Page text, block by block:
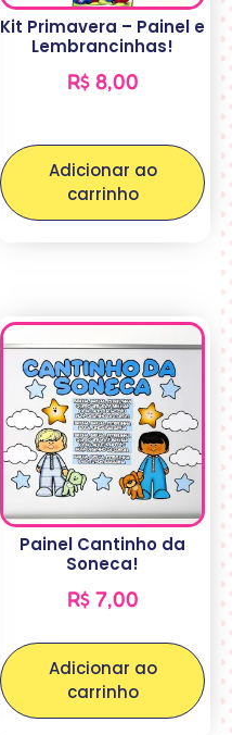
Kit Primavera – Painel e
Lembrancinhas!
R$8,00
Adicionar ao
carrinho
Painel Cantinho da
Soneca!
R$7,00
Adicionar ao
carrinho